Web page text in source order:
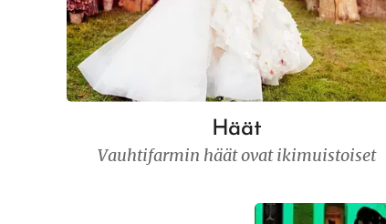
Häät
Vauhtifarmin häät ovat ikimuistoiset